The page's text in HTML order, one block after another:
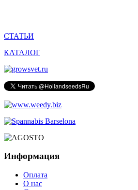
СТАТЬИ
КАТАЛОГ
Информация
Оплата
О нас